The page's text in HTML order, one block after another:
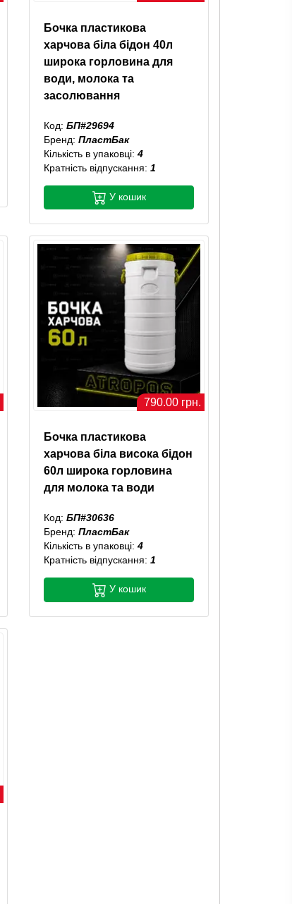
Бочка пластикова
харчова біла бідон 40л
широка горловина для
води, молока та
засолювання
Код:БП#29694
Бренд:ПластБак
Кількість в упаковці:4
Кратність відпускання:1
У кошик
790.00 грн.
Бочка пластикова
харчова біла висока бідон
60л широка горловина
для молока та води
Код:БП#30636
Бренд:ПластБак
Кількість в упаковці:4
Кратність відпускання:1
У кошик